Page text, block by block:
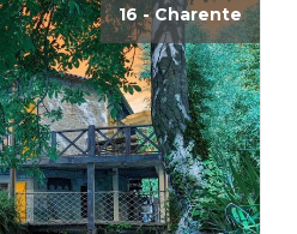
16 - Charente